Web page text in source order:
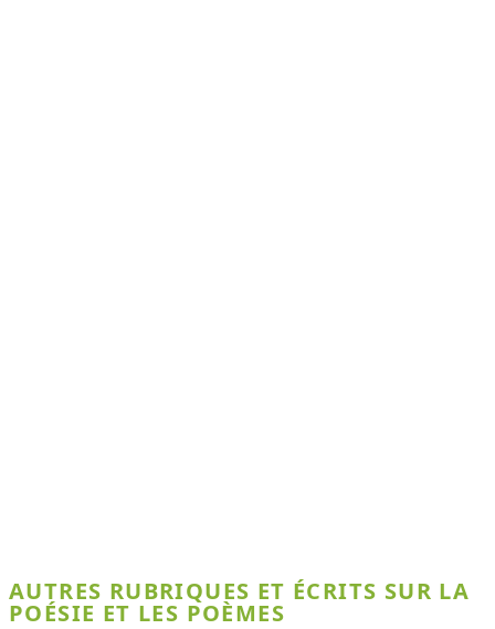
AUTRES RUBRIQUES ET ÉCRITS SUR LA
POÉSIE ET LES POÈMES